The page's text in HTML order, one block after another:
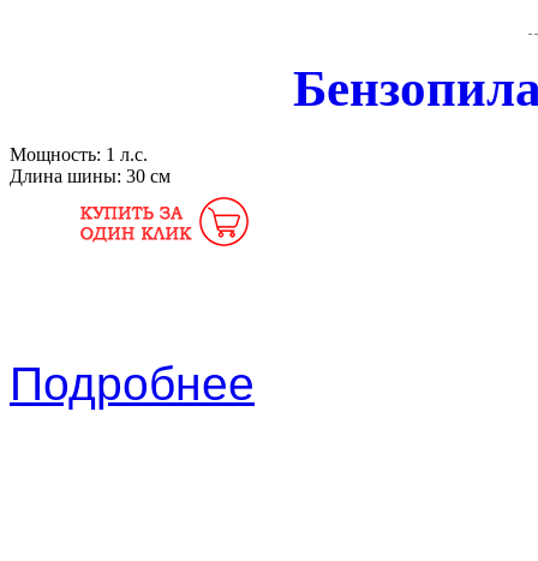
Мощность: 1 л.с.
Длина шины: 30 см
Подробнее